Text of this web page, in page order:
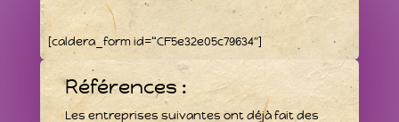
[caldera_form id=“CF5e32e05c79634″]
Références :
Les entreprises suivantes ont déjà fait des